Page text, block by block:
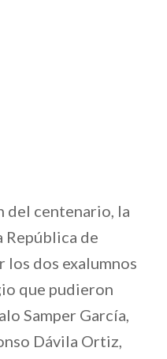
del centenario, la
República de
los dos exalumnos
que pudieron
Samper García,
Dávila Ortiz,